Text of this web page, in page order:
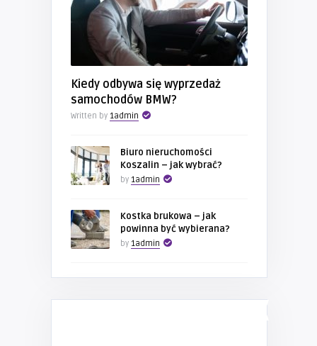
Kiedy odbywa się wyprzedaż
samochodów BMW?
Written by 1admin
Biuro nieruchomości
Koszalin – jak wybrać?
by 1admin
Kostka brukowa – jak
powinna być wybierana?
by 1admin